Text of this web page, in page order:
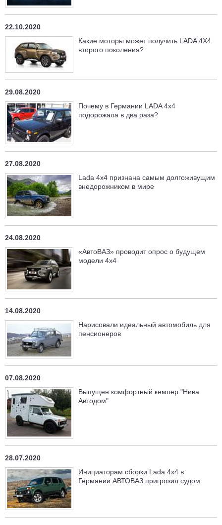
22.10.2020
Какие моторы может получить LADA 4X4
второго поколения?
29.08.2020
Почему в Германии LADA 4x4
подорожала в два раза?
27.08.2020
Lada 4x4 признана самым долгоживущим
внедорожником в мире
24.08.2020
«АвтоВАЗ» проводит опрос о будущем
модели 4х4
14.08.2020
Нарисовали идеальный автомобиль для
пенсионеров
07.08.2020
Выпущен комфортный кемпер "Нива
Автодом"
28.07.2020
Инициаторам сборки Lada 4x4 в
Германии АВТОВАЗ пригрозил судом